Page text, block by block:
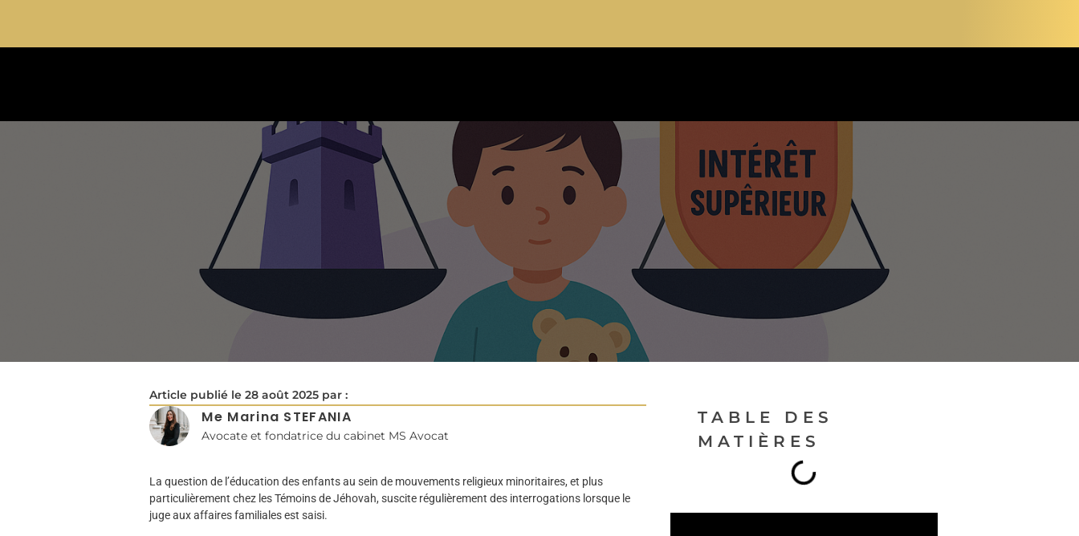
Article publié le 28 août 2025 par :
Me Marina STEFANIA
Avocate et fondatrice du cabinet MS Avocat
La question de l’éducation des enfants au sein de mouvements religieux minoritaires, et plus
particulièrement chez les Témoins de Jéhovah, suscite régulièrement des interrogations lorsque le
juge aux affaires familiales est saisi.
TABLE DES
MATIÈRES